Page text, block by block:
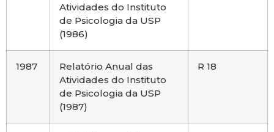
Atividades do Instituto
de Psicologia da USP
(1986)
1987
Relatório Anual das
Atividades do Instituto
de Psicologia da USP
(1987)
R 18